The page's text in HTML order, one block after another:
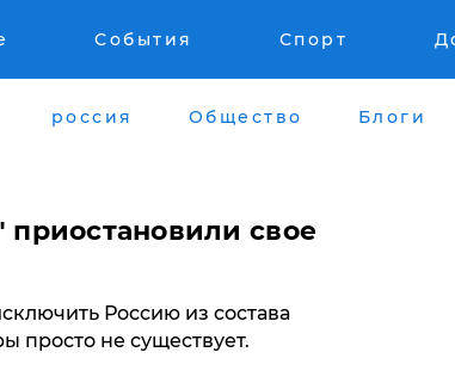
События Спорт
россия Общество Блоги
свое
Россию из состава
просто не существует.